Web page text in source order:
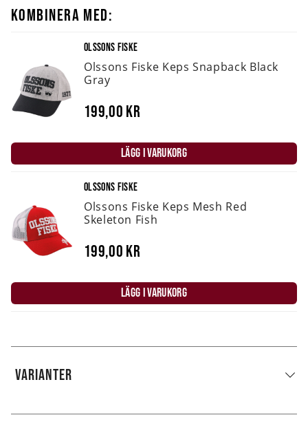
KOMBINERA MED:
OLSSONS FISKE
Olssons Fiske Keps Snapback Black
Gray
199,00 kr
LÄGG I VARUKORG
OLSSONS FISKE
Olssons Fiske Keps Mesh Red
Skeleton Fish
199,00 kr
LÄGG I VARUKORG
VARIANTER